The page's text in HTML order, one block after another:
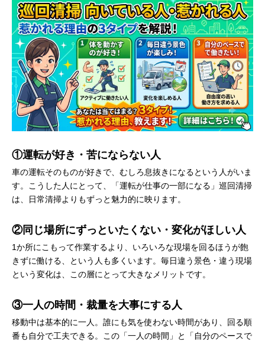
①運転が好き・苦にならない人
車の運転そのものが好きで、むしろ息抜きになるという人がいま
す。こうした人にとって、「運転が仕事の一部になる」巡回清掃
は、日常清掃よりもずっと魅力的に映ります。
②同じ場所にずっといたくない・変化がほしい人
1か所にこもって作業するより、いろいろな現場を回るほうが飽
きずに働ける、という人も多くいます。毎日違う景色・違う現場
という変化は、この層にとって大きなメリットです。
③一人の時間・裁量を大事にする人
移動中は基本的に一人。誰にも気を使わない時間があり、回る順
番も自分で工夫できる。この「一人の時間」と「自分のペースで